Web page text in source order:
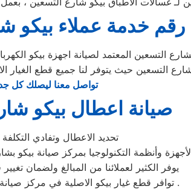
رقم خدمة عملاء بيكو
التسعين المعتمد لصيانة اجهزة بيكو
التسعين حيث يتوفر لنا جميع قطع
تواصل معنا ليصلك كل
صيانة اعطال بيكو
تحديد الاعطال وتفادي التكلفة
وأنظمة التكنولوجيا بمركز صيانة بيكو
يوفر الكثير لعملائنا من المبالغ ولضمان
» توافر قطع غيار بيكو الاصلية في مركز صيانة بيكو بشارع التسعين .